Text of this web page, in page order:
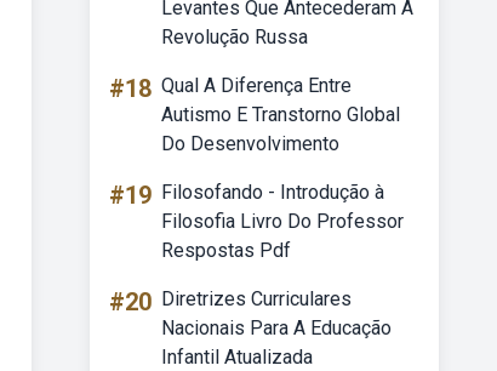
Levantes Que Antecederam A
Revolução Russa
#18 Qual A Diferença Entre
Autismo E Transtorno Global
Do Desenvolvimento
#19 Filosofando - Introdução à
Filosofia Livro Do Professor
Respostas Pdf
#20 Diretrizes Curriculares
Nacionais Para A Educação
Infantil Atualizada